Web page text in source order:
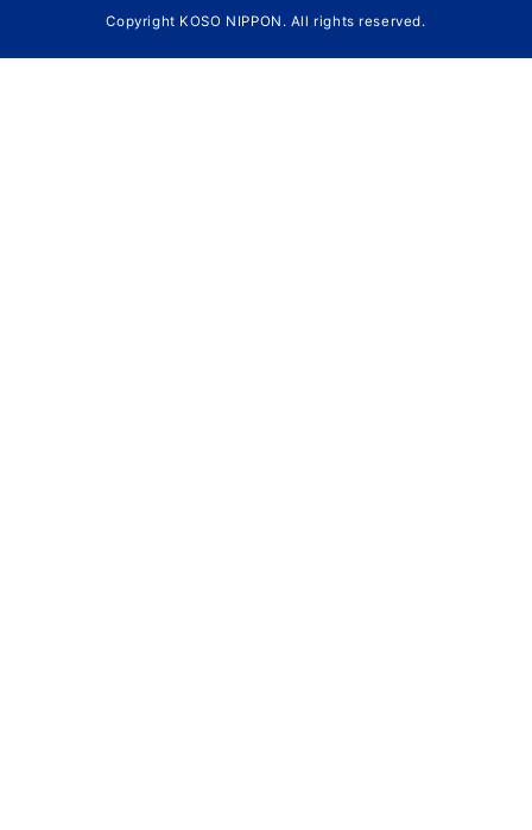
Copyright KOSO NIPPON. All rights reserved.